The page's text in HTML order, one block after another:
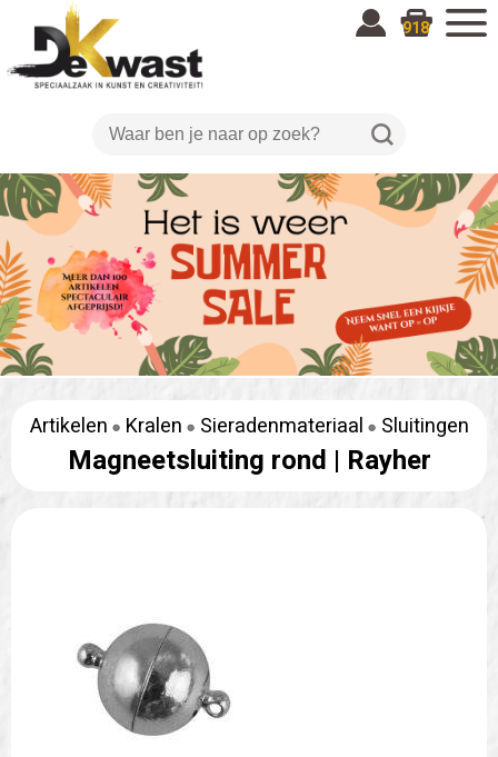
918
Artikelen Kralen Sieradenmateriaal Sluitingen
Magneetsluiting rond | Rayher